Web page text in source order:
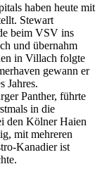
haben heute mit
Stewart
beim VSV ins
und übernahm
in Villach folgte
gewann er
Jahres.
Panther, führte
in die
den Kölner Haien
mit mehreren
Kanadier ist